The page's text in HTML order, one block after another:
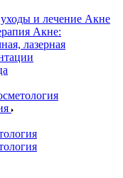
и лечение Акне
Акне:
лазерная